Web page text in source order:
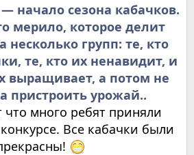
начало сезона кабачков.
мерило, которое делит
несколько групп: те, кто
те, кто их ненавидит, и
выращивает, а потом не
пристроить урожай..
что много ребят приняли
Все кабачки были